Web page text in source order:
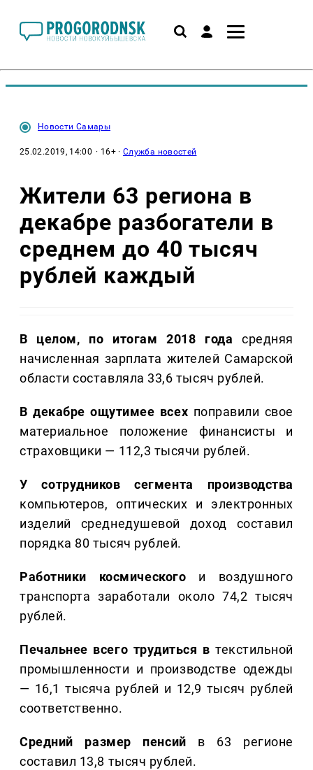
Новости Самары
25.02.2019, 14:00 · 16+ ·Служба новостей
Жители 63 региона в
декабре разбогатели в
среднем до 40 тысяч
рублей каждый
В целом, по итогам 2018 года средняя
начисленная зарплата жителей Самарской
области составляла 33,6 тысяч рублей.
В декабре ощутимее всех поправили свое
материальное положение финансисты и
страховщики — 112,3 тысячи рублей.
У сотрудников сегмента производства
компьютеров, оптических и электронных
изделий среднедушевой доход составил
порядка 80 тысяч рублей.
Работники космического и воздушного
транспорта заработали около 74,2 тысяч
рублей.
Печальнее всего трудиться втекстильной
промышленности и производстве одежды
— 16,1 тысяча рублей и 12,9 тысяч рублей
соответственно.
Средний размер пенсий в 63 регионе
составил 13,8 тысяч рублей.